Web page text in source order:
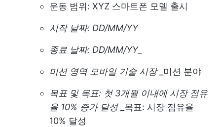
운동 범위: XYZ 스마트폰 모델 출시
시작 날짜: DD/MM/YY
종료 날짜: DD/MM/YY_
미션 영역 모바일 기술 시장_미션 분야
목표 및 목표: 첫 3개월 이내에 시장 점유
율 10% 증가 달성_목표: 시장 점유율
10% 달성